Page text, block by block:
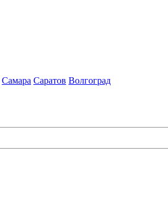
Самара Саратов Волгоград